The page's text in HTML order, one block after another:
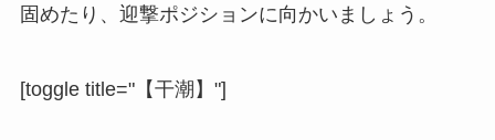
固めたり、迎撃ポジションに向かいましょう。
[toggle title="【干潮】"]